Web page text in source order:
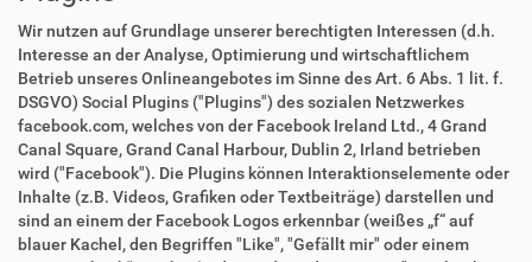
Wir nutzen auf Grundlage unserer berechtigten Interessen (d.h.
Interesse an der Analyse, Optimierung und wirtschaftlichem
Betrieb unseres Onlineangebotes im Sinne des Art. 6 Abs. 1 lit. f.
DSGVO) Social Plugins ("Plugins") des sozialen Netzwerkes
facebook.com, welches von der Facebook Ireland Ltd., 4 Grand
Canal Square, Grand Canal Harbour, Dublin 2, Irland betrieben
wird ("Facebook"). Die Plugins können Interaktionselemente oder
Inhalte (z.B. Videos, Grafiken oder Textbeiträge) darstellen und
sind an einem der Facebook Logos erkennbar (weißes „f“ auf
blauer Kachel, den Begriffen "Like", "Gefällt mir" oder einem